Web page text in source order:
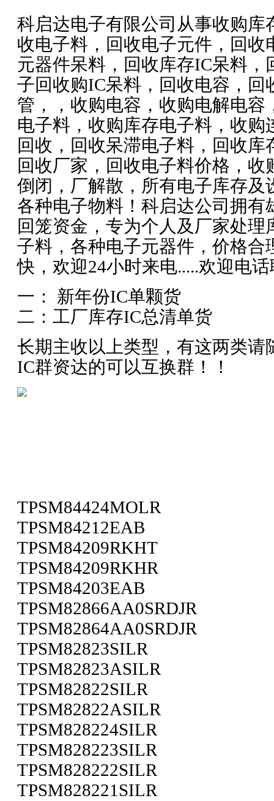
科启达电子有限公司从事收购库
收电子料，回收电子元件，回收
元器件呆料，回收库存IC呆料，
子回收购IC呆料，回收电容，回
管，，收购电容，收购电解电容
电子料，收购库存电子料，收购
回收，回收呆滞电子料，回收
回收厂家，回收电子料价格，
倒闭，厂解散，所有电子库存及
各种电子物料！ 科启达公司拥有
回笼资金，专为个人及厂家处
子料，各种电子元器件，价格合
快，欢迎24小时来电.....欢迎电
一：
新年份IC单颗货
二：工厂库存IC总清单货
长期主收以上类型，有这两类请
IC群资达的可以互换群！！
TPSM84424MOLR
TPSM84212EAB
TPSM84209RKHT
TPSM84209RKHR
TPSM84203EAB
TPSM82866AA0SRDJR
TPSM82864AA0SRDJR
TPSM82823SILR
TPSM82823ASILR
TPSM82822SILR
TPSM82822ASILR
TPSM828224SILR
TPSM828223SILR
TPSM828222SILR
TPSM828221SILR